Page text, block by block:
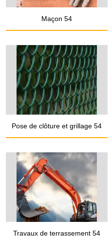
Maçon 54
Pose de clôture et grillage 54
Travaux de terrassement 54